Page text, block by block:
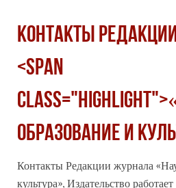
Контакты
<span
образование и
Контакты Редакции журнала
культура», Издательство